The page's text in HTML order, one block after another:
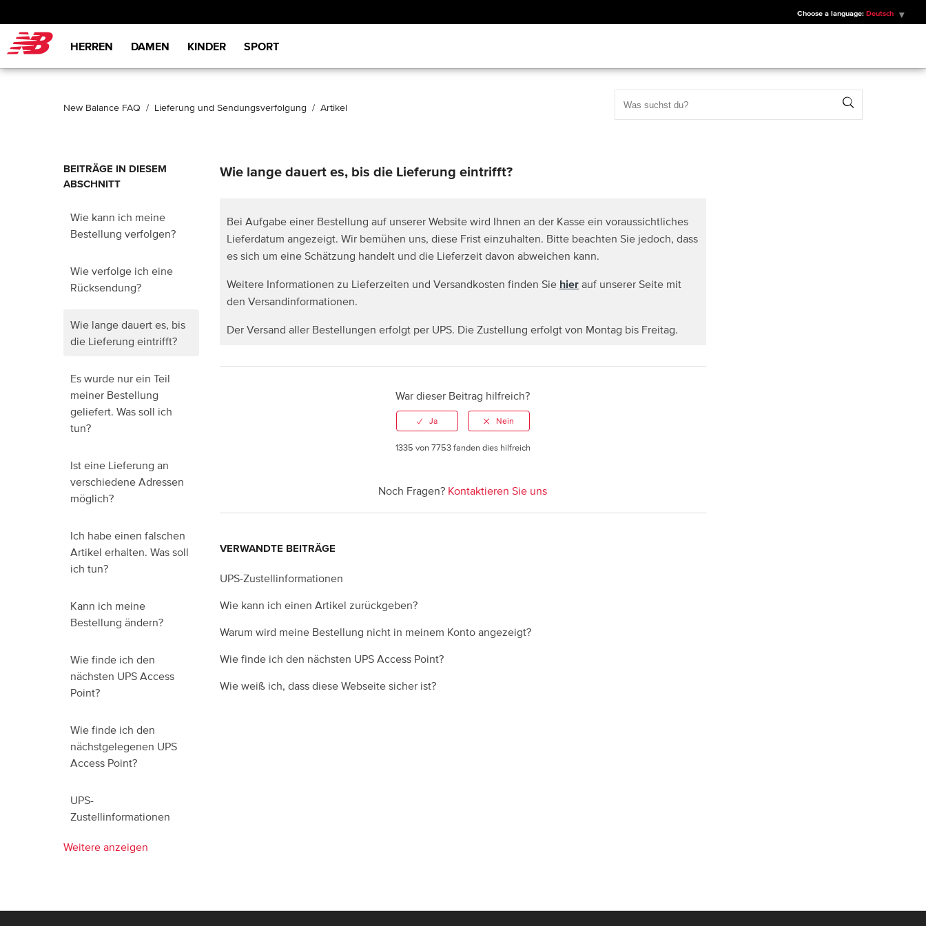
Choose a language: Deutsch
New Balance
HERREN DAMEN KINDER SPORT
New Balance FAQ Lieferung und Sendungsverfolgung Artikel
BEITRÄGE IN DIESEM
ABSCHNITT
Wie kann ich meine
Bestellung verfolgen?
Wie verfolge ich eine
Rücksendung?
Wie lange dauert es, bis
die Lieferung eintrifft?
Es wurde nur ein Teil
meiner Bestellung
geliefert. Was soll ich
tun?
Ist eine Lieferung an
verschiedene Adressen
möglich?
Ich habe einen falschen
Artikel erhalten. Was soll
ich tun?
Kann ich meine
Bestellung ändern?
Wie finde ich den
nächsten UPS Access
Point?
Wie finde ich den
nächstgelegenen UPS
Access Point?
UPS-
Zustellinformationen
Weitere anzeigen
Wie lange dauert es, bis die Lieferung eintrifft?
Bei Aufgabe einer Bestellung auf unserer Website wird Ihnen an der Kasse ein voraussichtliches
Lieferdatum angezeigt. Wir bemühen uns, diese Frist einzuhalten. Bitte beachten Sie jedoch, dass
es sich um eine Schätzung handelt und die Lieferzeit davon abweichen kann.
Weitere Informationen zu Lieferzeiten und Versandkosten finden Sie hier auf unserer Seite mit
den Versandinformationen.
Der Versand aller Bestellungen erfolgt per UPS. Die Zustellung erfolgt von Montag bis Freitag.
War dieser Beitrag hilfreich?
1335 von 7753 fanden dies hilfreich
Noch Fragen? Kontaktieren Sie uns
VERWANDTE BEITRÄGE
UPS-Zustellinformationen
Wie kann ich einen Artikel zurückgeben?
Warum wird meine Bestellung nicht in meinem Konto angezeigt?
Wie finde ich den nächsten UPS Access Point?
Wie weiß ich, dass diese Webseite sicher ist?